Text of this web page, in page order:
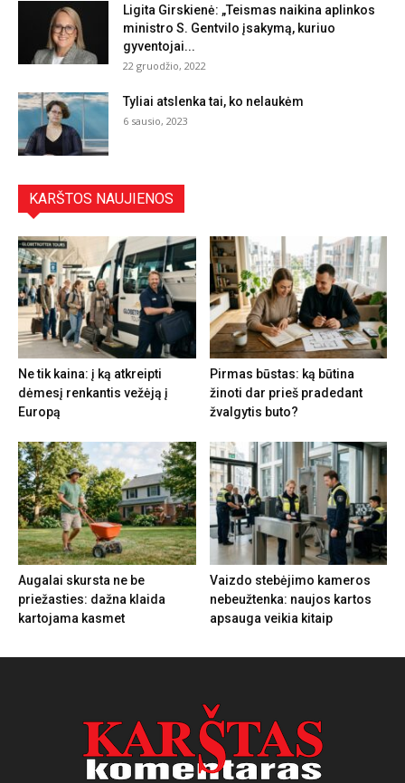
Ligita Girskienė: „Teismas naikina aplinkos
ministro S. Gentvilo įsakymą, kuriuo
gyventojai...
22 gruodžio, 2022
Tyliai atslenka tai, ko nelaukėm
6 sausio, 2023
KARŠTOS NAUJIENOS
Ne tik kaina: į ką atkreipti
dėmesį renkantis vežėją į
Europą
Pirmas būstas: ką būtina
žinoti dar prieš pradedant
žvalgytis buto?
Augalai skursta ne be
priežasties: dažna klaida
kartojama kasmet
Vaizdo stebėjimo kameros
nebeužtenka: naujos kartos
apsauga veikia kitaip